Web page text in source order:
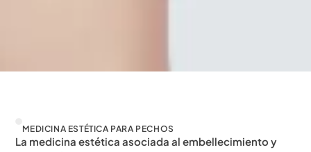
MEDICINA ESTÉTICA PARA PECHOS
La medicina estética asociada al embellecimiento y